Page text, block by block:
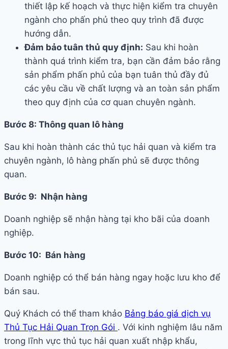
thiết lập kế hoạch và thực hiện kiểm tra chuyên
ngành cho phấn phủ theo quy trình đã được
hướng dẫn.
Đảm bảo tuân thủ quy định: Sau khi hoàn
thành quá trình kiểm tra, bạn cần đảm bảo rằng
sản phẩm phấn phủ của bạn tuân thủ đầy đủ
các yêu cầu về chất lượng và an toàn sản phẩm
theo quy định của cơ quan chuyên ngành.
Bước 8: Thông quan lô hàng
Sau khi hoàn thành các thủ tục hải quan và kiểm tra
chuyên ngành, lô hàng phấn phủ sẽ được thông
quan.
Bước 9: Nhận hàng
Doanh nghiệp sẽ nhận hàng tại kho bãi của doanh
nghiệp.
Bước 10: Bán hàng
Doanh nghiệp có thể bán hàng ngay hoặc lưu kho để
bán sau.
Quý Khách có thể tham khảo Bảng báo giá dịch vụ
Thủ Tục Hải Quan Trọn Gói . Với kinh nghiệm lâu năm
trong lĩnh vực thủ tục hải quan xuất nhập khẩu,